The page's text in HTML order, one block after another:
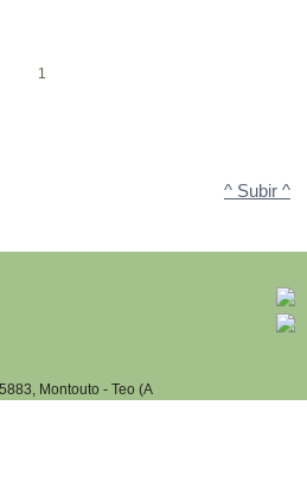
1
^ Subir ^
Montouto - Teo (A